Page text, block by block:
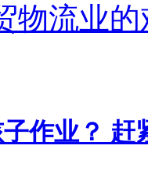
物流业
作业？